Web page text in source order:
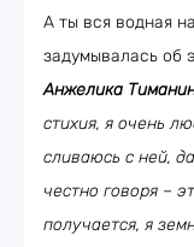
А ты вся водная
задумывалась об
Анжелика
стихия, я очень
сливаюсь с ней,
честно говоря –
получается, я